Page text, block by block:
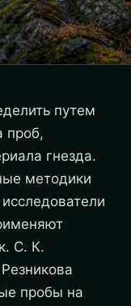
путем
проб,
гнезда.
методики
С. К.
пробы на